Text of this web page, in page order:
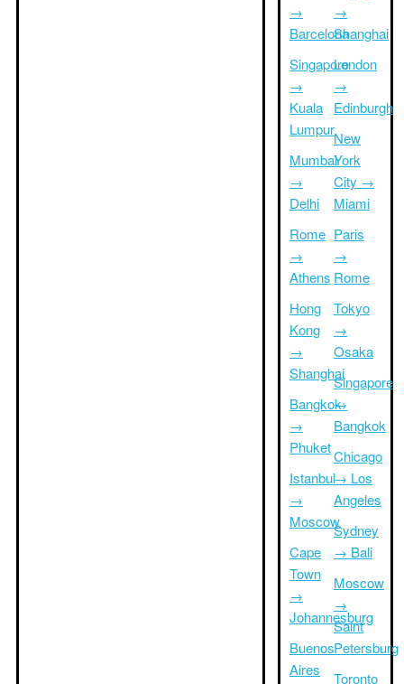
→
Barcelona
Singapore
→
Kuala
Lumpur
Mumbai
→
Delhi
Rome
→
Athens
Hong
Kong
→
Shanghai
Bangkok
→
Phuket
Istanbul
→
Moscow
Cape
Town
→
Johannesburg
Buenos
Aires
→
Shanghai
London
→
Edinburgh
New
York
City →
Miami
Paris
→
Rome
Tokyo
→
Osaka
Singapore
→
Bangkok
Chicago
→ Los
Angeles
Sydney
→ Bali
Moscow
→
Saint
Petersburg
Toronto